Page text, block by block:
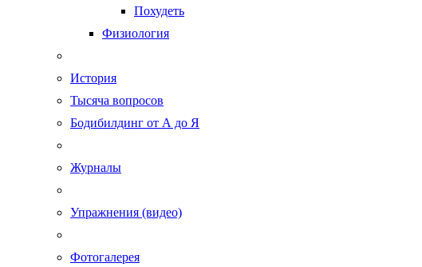
Похудеть
Физиология
История
Тысяча вопросов
Бодибилдинг от А до Я
Журналы
Упражнения (видео)
Фотогалерея